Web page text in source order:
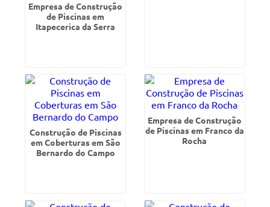
Empresa de Construção
de Piscinas em
Itapecerica da Serra
Construção de Piscinas
em Coberturas em São
Bernardo do Campo
Empresa de Construção
de Piscinas em Franco da
Rocha